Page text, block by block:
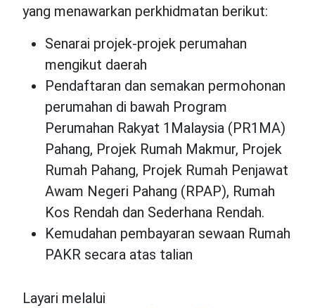
yang menawarkan perkhidmatan berikut:
Senarai projek-projek perumahan
mengikut daerah
Pendaftaran dan semakan permohonan
perumahan di bawah Program
Perumahan Rakyat 1Malaysia (PR1MA)
Pahang, Projek Rumah Makmur, Projek
Rumah Pahang, Projek Rumah Penjawat
Awam Negeri Pahang (RPAP), Rumah
Kos Rendah dan Sederhana Rendah.
Kemudahan pembayaran sewaan Rumah
PAKR secara atas talian
Layari melalui